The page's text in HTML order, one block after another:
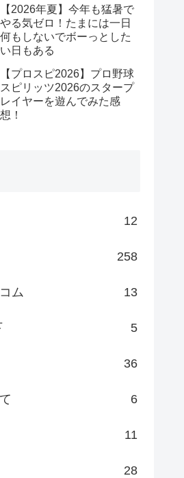
【2026年夏】今年も猛暑で
やる気ゼロ！たまには一日
何もしないでボーっとした
い日もある
【プロスピ2026】プロ野球
スピリッツ2026のスタープ
レイヤーを遊んでみた感
想！
12
258
ム 13
5
36
6
11
28